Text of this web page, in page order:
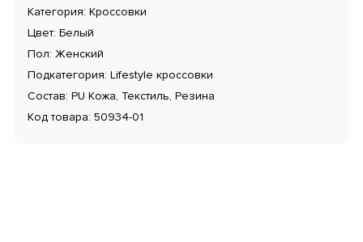
Категория: Кроссовки
Цвет: Белый
Пол: Женский
Подкатегория: Lifestyle кроссовки
Состав: PU Кожа, Текстиль, Резина
Код товара: 50934-01